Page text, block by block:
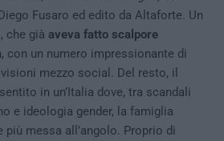
Fusaro ed edito da Altaforte. Un
che già aveva fatto scalpore
, con un numero impressionante di
mezzo social. Del resto, il
in un’Italia dove, tra scandali
e ideologia gender, la famiglia
più messa all’angolo. Proprio di